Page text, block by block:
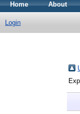
Home About
Login